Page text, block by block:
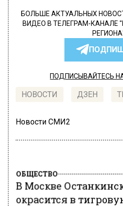
БОЛЬШЕ АКТУАЛЬНЫХ
ВИДЕО В ТЕЛЕГРАМ-КАНАЛЕ
ПОДПИСЫВАЙТЕСЬ
НОВОСТИ ДЗЕН
Новости СМИ2
ОБЩЕСТВО
В Москве
окрасится в